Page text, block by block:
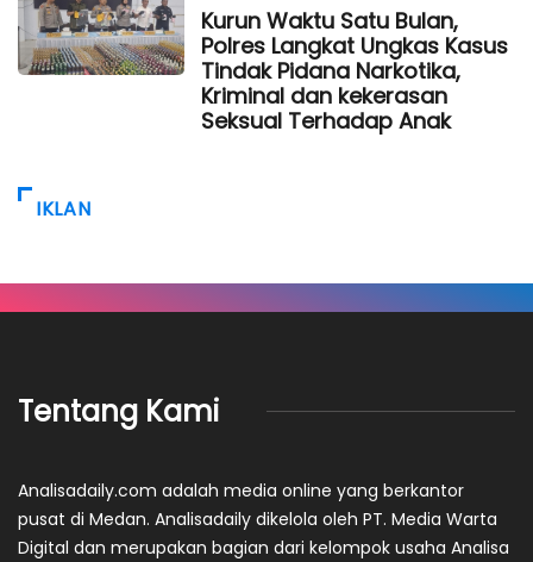
Kurun Waktu Satu Bulan,
Polres Langkat Ungkas Kasus
Tindak Pidana Narkotika,
Kriminal dan kekerasan
Seksual Terhadap Anak
IKLAN
Tentang Kami
Analisadaily.com adalah media online yang berkantor
pusat di Medan. Analisadaily dikelola oleh PT. Media Warta
Digital dan merupakan bagian dari kelompok usaha Analisa